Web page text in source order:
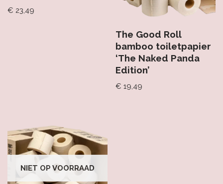
€ 23,49
The Good Roll
bamboo toiletpapier
‘The Naked Panda
Edition’
€ 19,49
NIET OP VOORRAAD